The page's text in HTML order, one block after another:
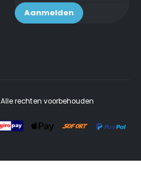
rechten voorbehouden